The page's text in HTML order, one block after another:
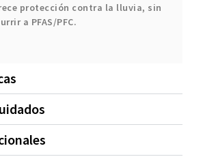
protección contra la lluvia, sin
a PFAS/PFC.